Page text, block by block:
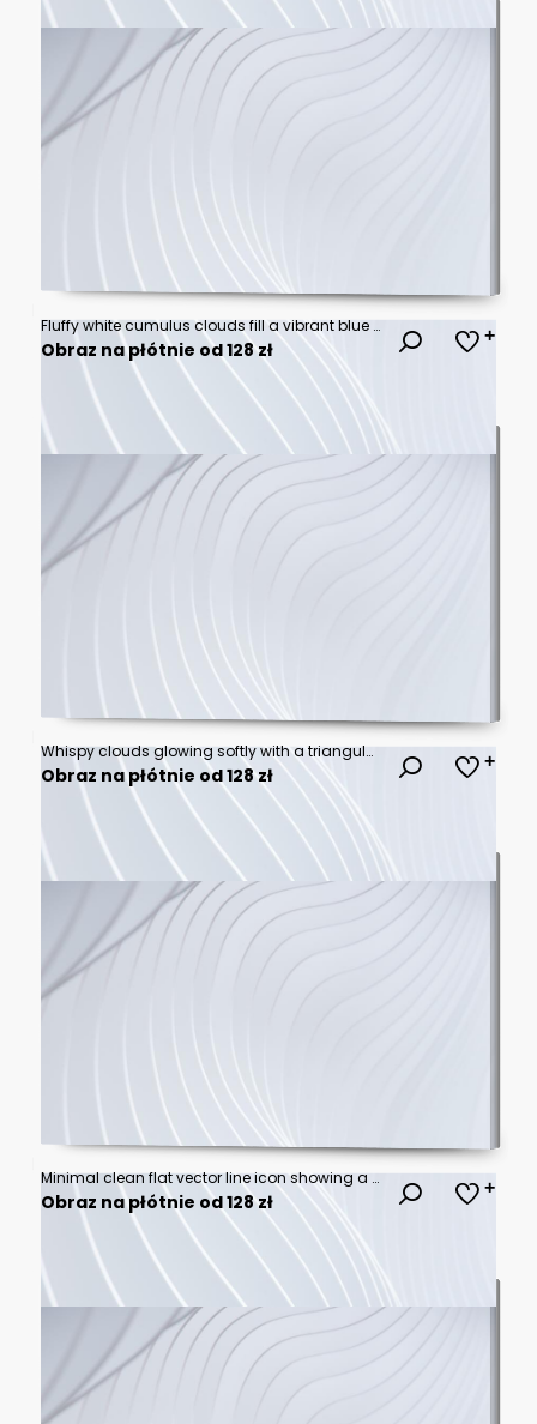
Fluffy white cumulus clouds fill a vibrant blue sky.
Obraz na płótnie od 128 zł
Whispy clouds glowing softly with a triangular neon light, abstract, cloud, ethereal
Obraz na płótnie od 128 zł
Minimal clean flat vector line icon showing a cloud silhouette, useful for forecast widgets, cloud status labels, and modern app menus.
Obraz na płótnie od 128 zł